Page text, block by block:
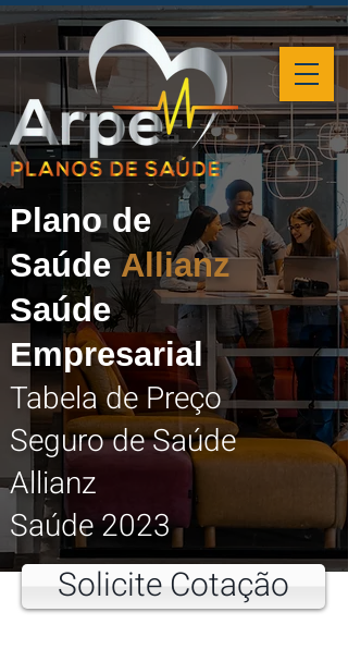
Plano de
Saúde Allianz
Saúde
Empresarial
Tabela de Preço
Seguro de Saúde
Allianz
Saúde2023
Solicite Cotação